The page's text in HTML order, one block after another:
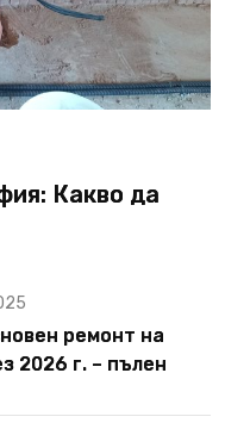
Какво да
ремонт на
2026 г. – пълен